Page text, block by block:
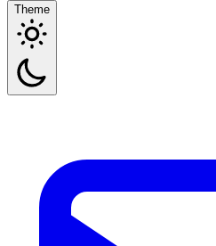
Theme